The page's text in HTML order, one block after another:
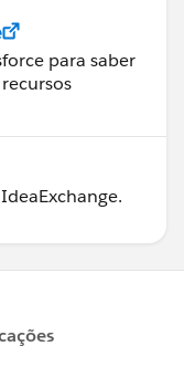
para saber